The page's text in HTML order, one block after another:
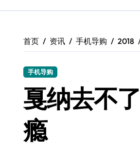
Galaxy C55 5G登
S25+闪亮登场，
首页 资讯 手机导购 2018
手机导购
戛纳去不
瘾